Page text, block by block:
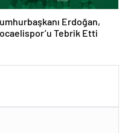
Erdoğan,
Tebrik Etti